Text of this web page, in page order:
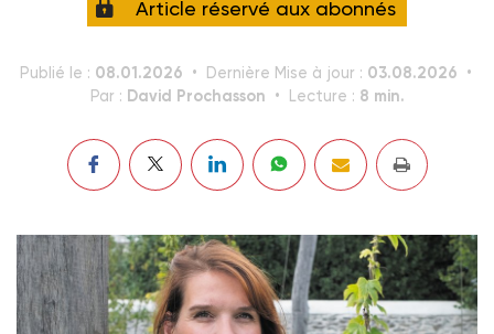
Article réservé aux abonnés
Publié le : 08.01.2026 Dernière Mise à jour : 03.08.2026
Par : David Prochasson Lecture : 8 min.